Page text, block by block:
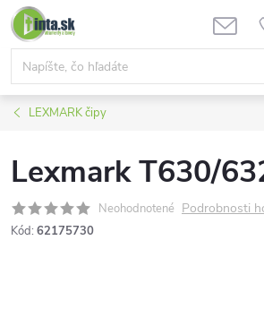
Prejsť
na
obsah
LEXMARK čipy
Lexmark T630/
Neohodnotené Podrobnosti
Kód: 62175730